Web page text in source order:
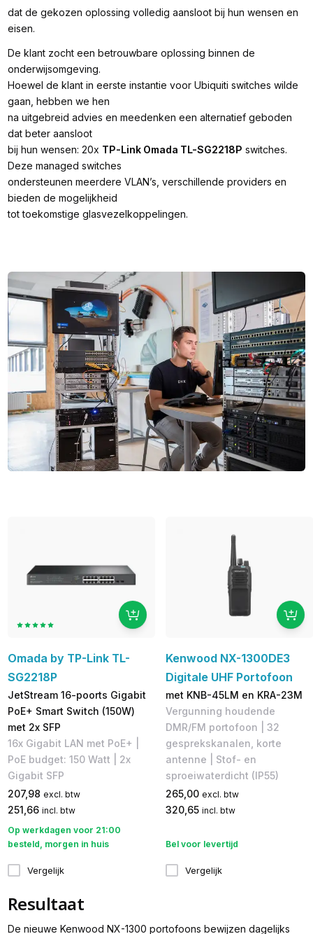
dat de gekozen oplossing volledig aansloot bij hun wensen en
eisen.
De klant zocht een betrouwbare oplossing binnen de
onderwijsomgeving.
Hoewel de klant in eerste instantie voor Ubiquiti switches wilde
gaan, hebben we hen
na uitgebreid advies en meedenken een alternatief geboden
dat beter aansloot
bij hun wensen: 20x TP-Link Omada TL-SG2218P switches.
Deze managed switches
ondersteunen meerdere VLAN’s, verschillende providers en
bieden de mogelijkheid
tot toekomstige glasvezelkoppelingen.
Omada by TP-Link TL-
SG2218P
JetStream 16-poorts Gigabit
PoE+ Smart Switch (150W)
met 2x SFP
16x Gigabit LAN met PoE+ |
PoE budget: 150 Watt | 2x
Gigabit SFP
207,98 excl. btw
251,66 incl. btw
Op werkdagen voor 21:00
besteld, morgen in huis
Vergelijk
Kenwood NX-1300DE3
Digitale UHF Portofoon
met KNB-45LM en KRA-23M
Vergunning houdende
DMR/FM portofoon | 32
gesprekskanalen, korte
antenne | Stof- en
sproeiwaterdicht (IP55)
265,00 excl. btw
320,65 incl. btw
Bel voor levertijd
Vergelijk
Resultaat
De nieuwe Kenwood NX-1300 portofoons bewijzen dagelijks